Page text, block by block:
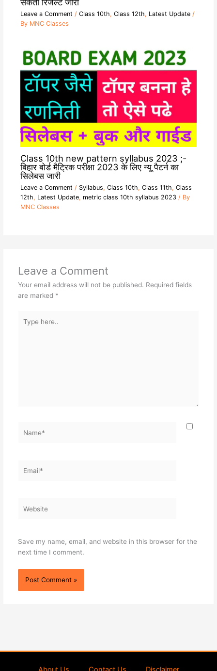
Leave a Comment / Class 10th, Class 12th, Latest Update/
By MNC Classes
Class 10th new pattern syllabus 2023 ;-
बिहार बोर्ड मैट्रिक परीक्षा 2023 के लिए न्यू पैटर्न का
सिलेबस जारी
Leave a Comment / Syllabus, Class 10th, Class 11th, Class
12th, Latest Update, metric class 10th syllabus 2023/ By
MNC Classes
Leave a Comment
Your email address will not be published. Required fields
are marked *
here..
Save my name, email, and website in this browser for the
next time I comment.